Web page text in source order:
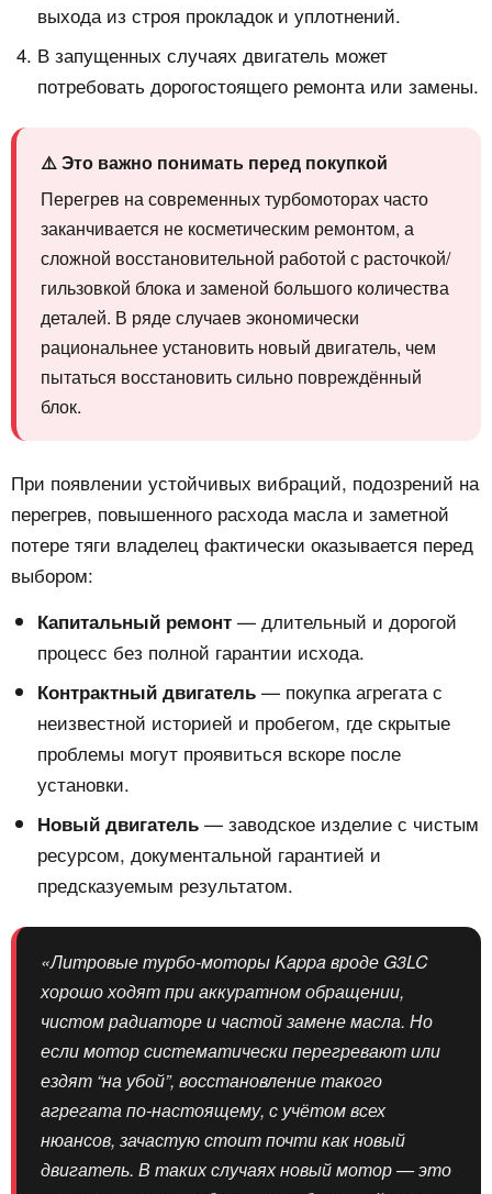
выхода из строя прокладок и уплотнений.
В запущенных случаях двигатель может
потребовать дорогостоящего ремонта или замены.
⚠️ Это важно понимать перед покупкой
Перегрев на современных турбомоторах часто
заканчивается не косметическим ремонтом, а
сложной восстановительной работой с расточкой/
гильзовкой блока и заменой большого количества
деталей. В ряде случаев экономически
рациональнее установить новый двигатель, чем
пытаться восстановить сильно повреждённый
блок.
При появлении устойчивых вибраций, подозрений на
перегрев, повышенного расхода масла и заметной
потере тяги владелец фактически оказывается перед
выбором:
Капитальный ремонт — длительный и дорогой
процесс без полной гарантии исхода.
Контрактный двигатель — покупка агрегата с
неизвестной историей и пробегом, где скрытые
проблемы могут проявиться вскоре после
установки.
Новый двигатель — заводское изделие с чистым
ресурсом, документальной гарантией и
предсказуемым результатом.
«Литровые турбо‑моторы Kappa вроде G3LC
хорошо ходят при аккуратном обращении,
чистом радиаторе и частой замене масла. Но
если мотор систематически перегревают или
ездят “на убой”, восстановление такого
агрегата по‑настоящему, с учётом всех
нюансов, зачастую стоит почти как новый
двигатель. В таких случаях новый мотор — это